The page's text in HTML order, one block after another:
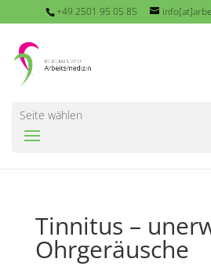
+49 2501 95 05 85
Seite wählen
Tinnitus –
Ohrgeräusche